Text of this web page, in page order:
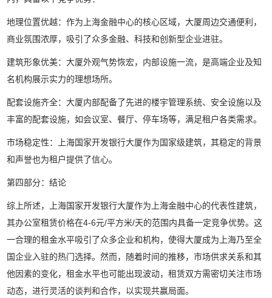
地理位置优越：作为上海金融中心的核心区域，大厦周边交通便利，
商业氛围浓厚，吸引了众多金融、科技和创新型企业进驻。
建筑形象优美：大厦外观气势恢宏，内部设施一流，是高端企业及知
名机构展示实力的理想场所。
配套设施齐全：大厦内部配备了先进的楼宇管理系统、安全设施以及
丰富的配套设施，如会议室、餐厅、停车场等，满足租户各类需求。
市场稳定性：上海国家开发银行大厦作为国家级建筑，其稳定的背景
和声誉也为租户提供了信心。
第四部分：结论
综上所述，上海国家开发银行大厦作为上海金融中心的代表性建筑，
其办公室租赁价格在4-6元/平方米/天的范围内具备一定竞争优势。这
一合理的租金水平吸引了众多企业和机构，使得大厦成为上海乃至全
国企业入驻的热门选择。然而，随着时间的推移，市场供求关系和其
他因素的变化，租金水平也可能出现波动，租赁双方需密切关注市场
动态，进行灵活的谈判和合作，以实现共赢局面。